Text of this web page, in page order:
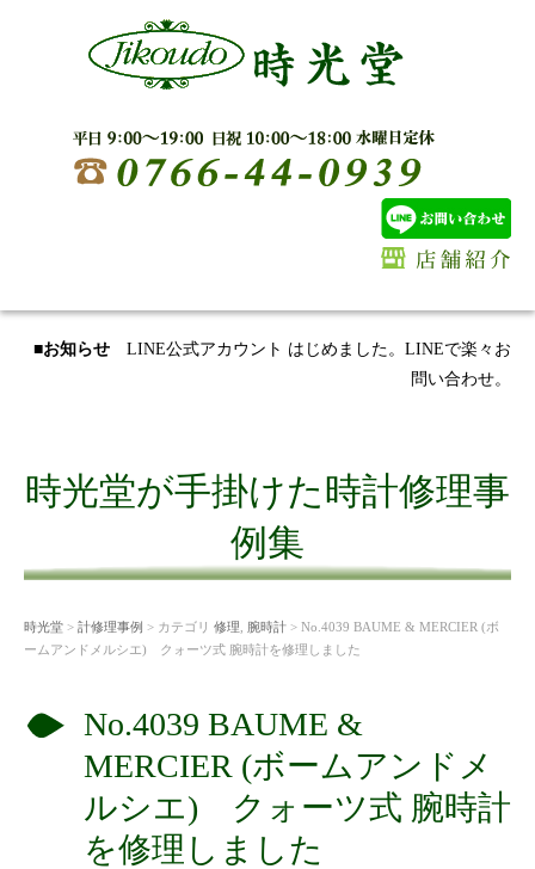
■お知らせ LINE公式アカウント はじめました。LINEで楽々お
問い合わせ。
時光堂が手掛けた時計修理事
例集
時光堂 > 計修理事例 > カテゴリ 修理 腕時計 > No.4039 BAUME & MERCIER (ボ
ームアンドメルシエ) クォーツ式 腕時計を修理しました
No.4039 BAUME &
MERCIER (ボームアンドメ
ルシエ) クォーツ式 腕時計
を修理しました